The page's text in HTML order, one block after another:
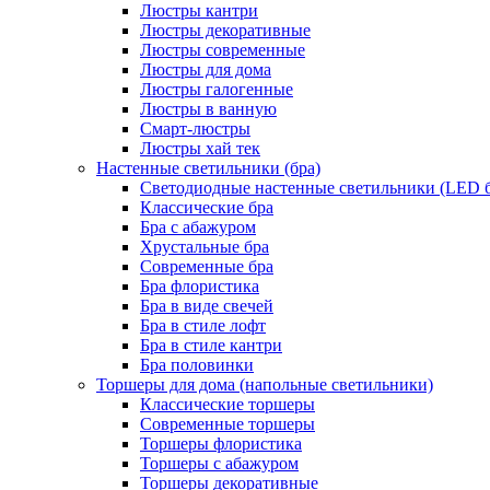
Люстры кантри
Люстры декоративные
Люстры современные
Люстры для дома
Люстры галогенные
Люстры в ванную
Смарт-люстры
Люстры хай тек
Настенные светильники (бра)
Светодиодные настенные светильники (LED
Классические бра
Бра с абажуром
Хрустальные бра
Современные бра
Бра флористика
Бра в виде свечей
Бра в стиле лофт
Бра в стиле кантри
Бра половинки
Торшеры для дома (напольные светильники)
Классические торшеры
Современные торшеры
Торшеры флористика
Торшеры с абажуром
Торшеры декоративные